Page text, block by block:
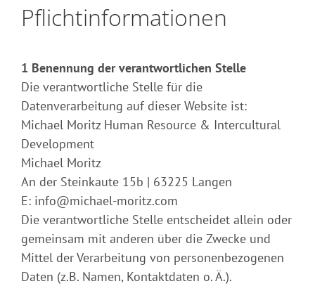
Pflichtinformationen
1 Benennung der verantwortlichen Stelle
Die verantwortliche Stelle für die
Datenverarbeitung auf dieser Website ist:
Michael Moritz Human Resource & Intercultural
Development
Michael Moritz
An der Steinkaute 15b | 63225 Langen
E: info@michael-moritz.com
Die verantwortliche Stelle entscheidet allein oder
gemeinsam mit anderen über die Zwecke und
Mittel der Verarbeitung von personenbezogenen
Daten (z.B. Namen, Kontaktdaten o. Ä.).